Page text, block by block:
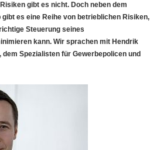
gibt es nicht. Doch neben dem
es eine Reihe von betrieblichen Risiken,
Steuerung seines
kann. Wir sprachen mit Hendrik
dem Spezialisten für Gewerbepolicen und